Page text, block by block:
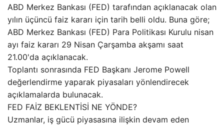
ABD Merkez Bankası (FED) tarafından açıklanacak olan
yılın üçüncü faiz kararı için tarih belli oldu. Buna göre;
ABD Merkez Bankası (FED) Para Politikası Kurulu nisan
ayı faiz kararı 29 Nisan Çarşamba akşamı saat
21.00'da açıklanacak.
Toplantı sonrasında FED Başkanı Jerome Powell
değerlendirme yaparak piyasaları yönlendirecek
açıklamalarda bulunacak.
FED FAİZ BEKLENTİSİ NE YÖNDE?
Uzmanlar, iş gücü piyasasına ilişkin devam eden